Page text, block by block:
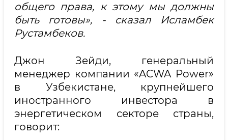
общего права, к этому мы должны
быть готовы», - сказал Исламбек
Рустамбеков.
Джон Зейди, генеральный
менеджер компании «ACWA Power»
в Узбекистане, крупнейшего
иностранного инвестора в
энергетическом секторе страны,
говорит: